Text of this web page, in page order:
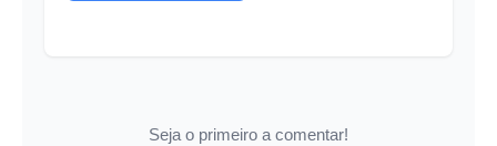
Seja o primeiro a comentar!